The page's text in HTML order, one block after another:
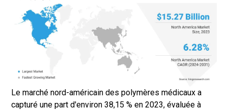
Le marché nord-américain des polymères médicaux a
capturé une part d'environ 38,15 % en 2023, évaluée à